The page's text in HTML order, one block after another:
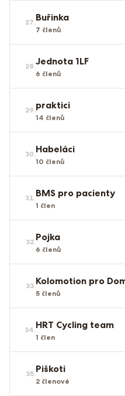
27.Buřinka
7 členů
28.Jednota 1LF
6 členů
29.praktici
14 členů
30.Habeláci
10 členů
31.BMS pro pacienty
1 člen
32.Pojka
6 členů
33.Kolomotion pro
5 členů
34.HRT Cycling team
1 člen
35.Piškoti
2 členové